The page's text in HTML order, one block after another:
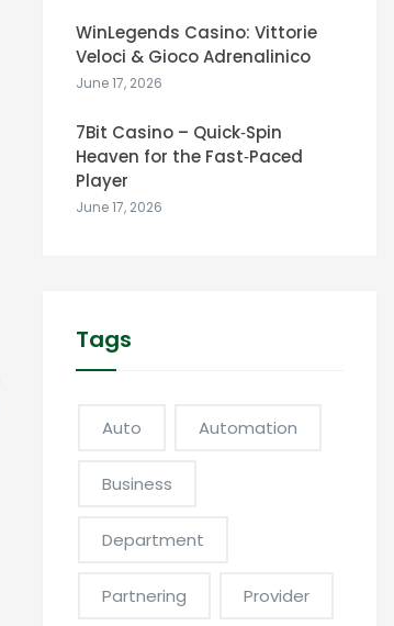
WinLegends Casino: Vittorie
Veloci & Gioco Adrenalinico
June 17, 2026
7Bit Casino – Quick‑Spin
Heaven for the Fast‑Paced
Player
June 17, 2026
Tags
Auto Automation
Business
Department
Partnering Provider